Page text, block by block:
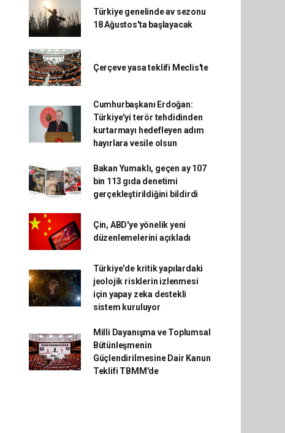
Türkiye genelinde av sezonu
18 Ağustos'ta başlayacak
Çerçeve yasa teklifi Meclis'te
Cumhurbaşkanı Erdoğan:
Türkiye'yi terör tehdidinden
kurtarmayı hedefleyen adım
hayırlara vesile olsun
Bakan Yumaklı, geçen ay 107
bin 113 gıda denetimi
gerçekleştirildiğini bildirdi
Çin, ABD'ye yönelik yeni
düzenlemelerini açıkladı
Türkiye'de kritik yapılardaki
jeolojik risklerin izlenmesi
için yapay zeka destekli
sistem kuruluyor
Milli Dayanışma ve Toplumsal
Bütünleşmenin
Güçlendirilmesine Dair Kanun
Teklifi TBMM'de